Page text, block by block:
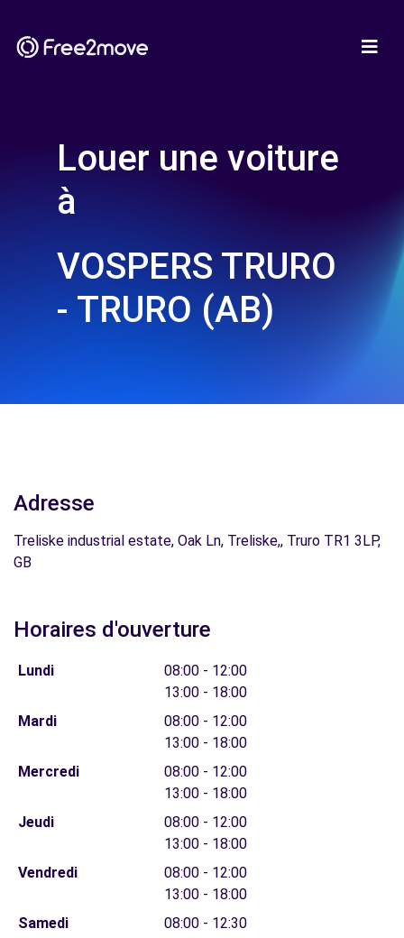
Louer une voiture
à
VOSPERS TRURO
- TRURO (AB)
Adresse
Treliske industrial estate, Oak Ln, Treliske,, Truro TR1 3LP,
GB
Horaires d'ouverture
Lundi
08:00 - 12:00
13:00 - 18:00
Mardi
08:00 - 12:00
13:00 - 18:00
Mercredi
08:00 - 12:00
13:00 - 18:00
Jeudi
08:00 - 12:00
13:00 - 18:00
Vendredi
08:00 - 12:00
13:00 - 18:00
Samedi
08:00 - 12:30